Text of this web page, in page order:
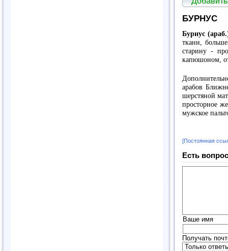
БУРНУС
Бурнус
ткани,
старину -
капюшоном,
арабов
шерстяной
просторное
мужское
[Постоянная
Есть
Ваше имя
Получать